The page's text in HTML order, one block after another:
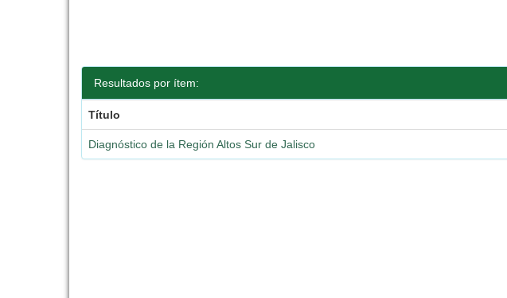
Resultados por ítem:
Título
Diagnóstico de la Región Altos Sur de Jalisco